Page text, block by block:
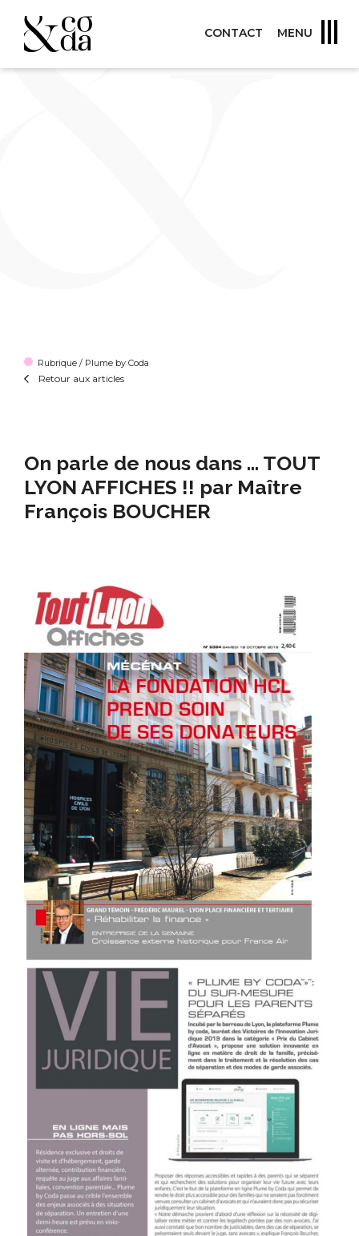
CONTACT MENU
Rubrique / Plume by Coda
Retour aux articles
On parle de nous dans … TOUT
LYON AFFICHES !! par Maître
François BOUCHER